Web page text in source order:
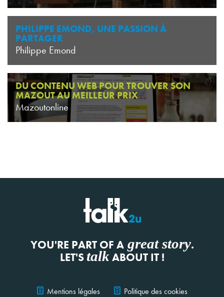
PHILIPPE EMOND, UNE PASSION À
PARTAGER
Philippe Emond
DU CONTENU WEB POUR TROUVER SON
MAZOUT AU MEILLEUR PRIX
Mazoutonline
YOU'RE PART OF Agreat story.
LET'S talkABOUT IT !
Mentions légales Politique des cookies